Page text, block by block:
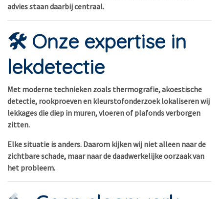
advies staan daarbij centraal.
🛠 Onze expertise in
lekdetectie
Met moderne technieken zoals thermografie, akoestische
detectie, rookproeven en kleurstofonderzoek lokaliseren wij
lekkages die diep in muren, vloeren of plafonds verborgen
zitten.
Elke situatie is anders. Daarom kijken wij niet alleen naar de
zichtbare schade, maar naar de daadwerkelijke oorzaak van
het probleem.